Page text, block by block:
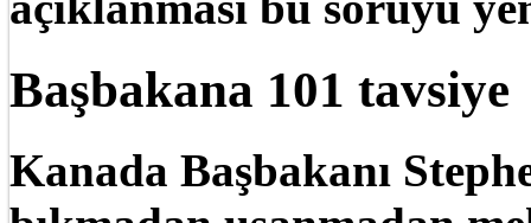
Başbakana 101 tavsiye
Kanada Başbakanı